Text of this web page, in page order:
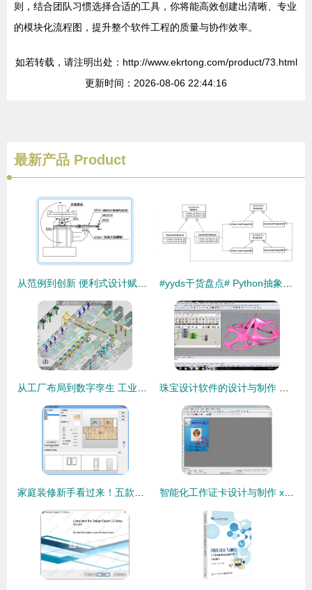
则，结合团队习惯选择合适的工具，你将能高效创建出清晰、专业
的模块化流程图，提升整个软件工程的质量与协作效率。
如若转载，请注明出处：http://www.ekrtong.com/product/73.html
更新时间：2026-08-06 22:44:16
最新产品 Product